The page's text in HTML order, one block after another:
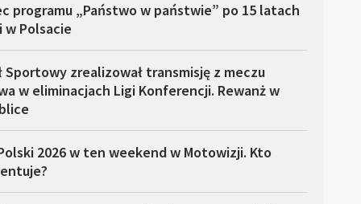
programu „Państwo w państwie” po 15 latach
w Polsacie
Sportowy zrealizował transmisję z meczu
w eliminacjach Ligi Konferencji. Rewanż w
2026 w ten weekend w Motowizji. Kto